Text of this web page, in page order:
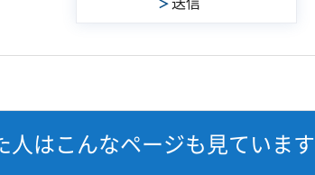
人はこんなページも見ています